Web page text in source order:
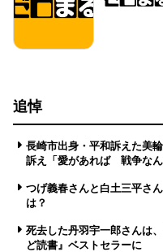
追悼
長崎市出身・平和訴えた美
訴え「愛があれば 戦争なん
つげ義春さんと白土三平さ
は？
死去した丹羽宇一郎さんは
ど読書』ベストセラーに